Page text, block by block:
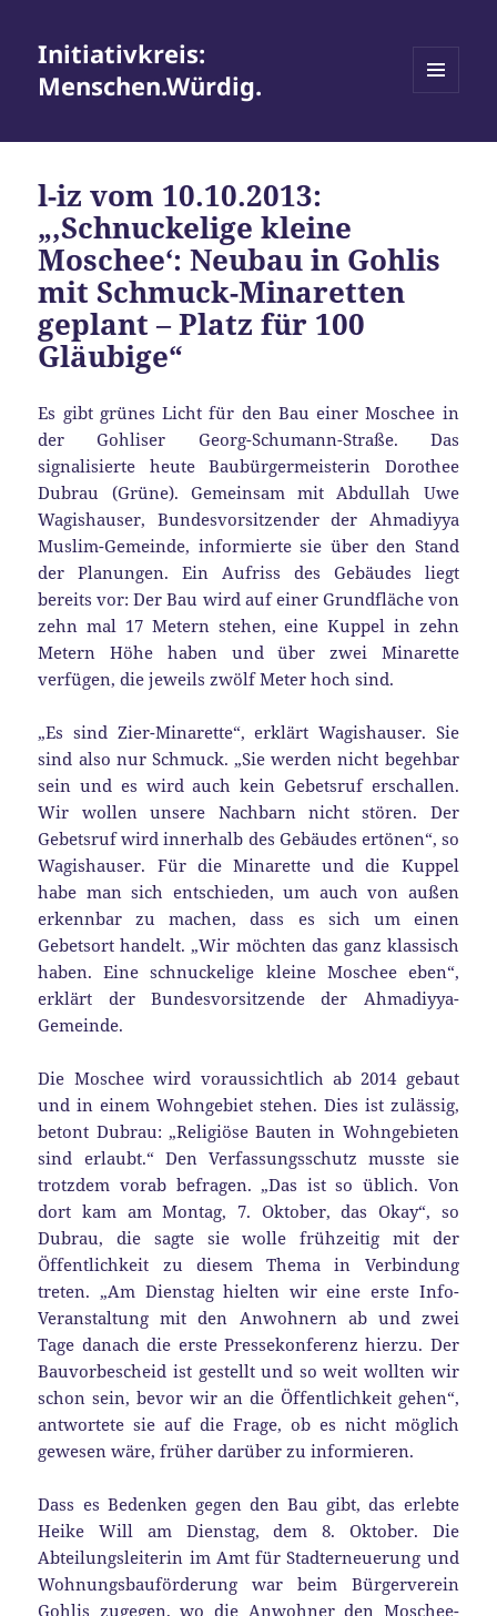
Initiativkreis:
Menschen.Würdig.
WIDGETS
l-iz vom 10.10.2013:
„‚Schnuckelige kleine
Moschee‘: Neubau in Gohlis
mit Schmuck-Minaretten
geplant – Platz für 100
Gläubige“
Es gibt grünes Licht für den Bau einer Moschee in
der Gohliser Georg-Schumann-Straße. Das
signalisierte heute Baubürgermeisterin Dorothee
Dubrau (Grüne). Gemeinsam mit Abdullah Uwe
Wagishauser, Bundesvorsitzender der Ahmadiyya
Muslim-Gemeinde, informierte sie über den Stand
der Planungen. Ein Aufriss des Gebäudes liegt
bereits vor: Der Bau wird auf einer Grundfläche von
zehn mal 17 Metern stehen, eine Kuppel in zehn
Metern Höhe haben und über zwei Minarette
verfügen, die jeweils zwölf Meter hoch sind.
„Es sind Zier-Minarette“, erklärt Wagishauser. Sie
sind also nur Schmuck. „Sie werden nicht begehbar
sein und es wird auch kein Gebetsruf erschallen.
Wir wollen unsere Nachbarn nicht stören. Der
Gebetsruf wird innerhalb des Gebäudes ertönen“, so
Wagishauser. Für die Minarette und die Kuppel
habe man sich entschieden, um auch von außen
erkennbar zu machen, dass es sich um einen
Gebetsort handelt. „Wir möchten das ganz klassisch
haben. Eine schnuckelige kleine Moschee eben“,
erklärt der Bundesvorsitzende der Ahmadiyya-
Gemeinde.
Die Moschee wird voraussichtlich ab 2014 gebaut
und in einem Wohngebiet stehen. Dies ist zulässig,
betont Dubrau: „Religiöse Bauten in Wohngebieten
sind erlaubt.“ Den Verfassungsschutz musste sie
trotzdem vorab befragen. „Das ist so üblich. Von
dort kam am Montag, 7. Oktober, das Okay“, so
Dubrau, die sagte sie wolle frühzeitig mit der
Öffentlichkeit zu diesem Thema in Verbindung
treten. „Am Dienstag hielten wir eine erste Info-
Veranstaltung mit den Anwohnern ab und zwei
Tage danach die erste Pressekonferenz hierzu. Der
Bauvorbescheid ist gestellt und so weit wollten wir
schon sein, bevor wir an die Öffentlichkeit gehen“,
antwortete sie auf die Frage, ob es nicht möglich
gewesen wäre, früher darüber zu informieren.
Dass es Bedenken gegen den Bau gibt, das erlebte
Heike Will am Dienstag, dem 8. Oktober. Die
Abteilungsleiterin im Amt für Stadterneuerung und
Wohnungsbauförderung war beim Bürgerverein
Gohlis zugegen, wo die Anwohner den Moschee-